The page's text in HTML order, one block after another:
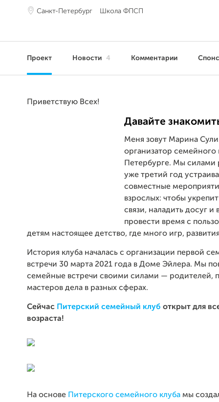
Санкт-Петербург Школа ФПСП
Проект Новости 4 Комментарии
Приветствую Всех!
Давайте
Меня зовут Марина
организатор семейного
Петербурге. Мы силами
уже третий год
совместные
взрослых: чтобы
связи, наладить досуг и
провести время с
детям настоящее детство, где много игр,
История клуба началась с организации первой
встречи 30 марта 2021 года в Доме Эйлера. Мы
семейные встречи своими силами — родителей,
мастеров дела в разных сферах.
Сейчас Питерский семейный клуб открыт для
возраста!
На основе Питерского семейного клуба мы